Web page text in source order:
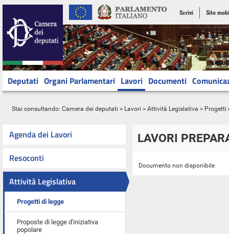
Scrivi Sito
Deputati Organi Parlamentari Lavori Documenti
Stai consultando: Camera dei deputati > Lavori > Attività Legislativa > Progetti
Agenda dei Lavori
Resoconti
Attività Legislativa
Progetti di legge
Proposte di legge d'iniziativa
popolare
LAVORI
Documento non disponibile